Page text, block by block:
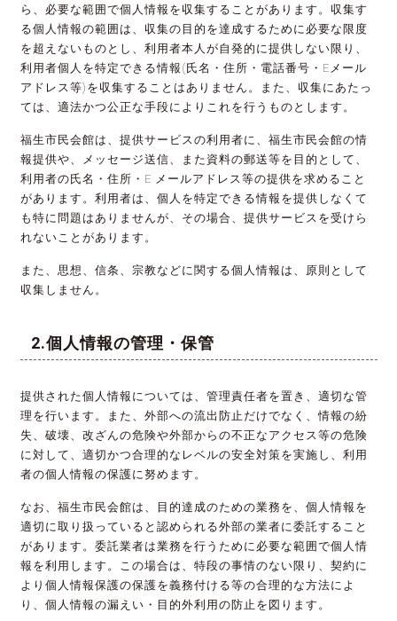
ら、必要な範囲で個人情報を収集することがあります。収集す
る個人情報の範囲は、収集の目的を達成するために必要な限度
を超えないものとし、利用者本人が自発的に提供しない限り、
利用者個人を特定できる情報(氏名・住所・電話番号・Eメール
アドレス等)を収集することはありません。また、収集にあたっ
ては、適法かつ公正な手段によりこれを行うものとします。
福生市民会館は、提供サービスの利用者に、福生市民会館の情
報提供や、メッセージ送信、また資料の郵送等を目的として、
利用者の氏名・住所・E メールアドレス等の提供を求めること
があります。利用者は、個人を特定できる情報を提供しなくて
も特に問題はありませんが、その場合、提供サービスを受けら
れないことがあります。
また、思想、信条、宗教などに関する個人情報は、原則として
収集しません。
個人情報の管理・保管
提供された個人情報については、管理責任者を置き、適切な管
理を行います。また、外部への流出防止だけでなく、情報の紛
失、破壊、改ざんの危険や外部からの不正なアクセス等の危険
に対して、適切かつ合理的なレベルの安全対策を実施し、利用
者の個人情報の保護に努めます。
なお、福生市民会館は、目的達成のための業務を、個人情報を
適切に取り扱っていると認められる外部の業者に委託すること
があります。委託業者は業務を行うために必要な範囲で個人情
報を利用します。この場合は、特段の事情のない限り、契約に
より個人情報保護の保護を義務付ける等の合理的な方法によ
り、個人情報の漏えい・目的外利用の防止を図ります。